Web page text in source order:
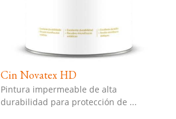
Cin Novatex HD
Pintura impermeable de alta
durabilidad para protección de ...